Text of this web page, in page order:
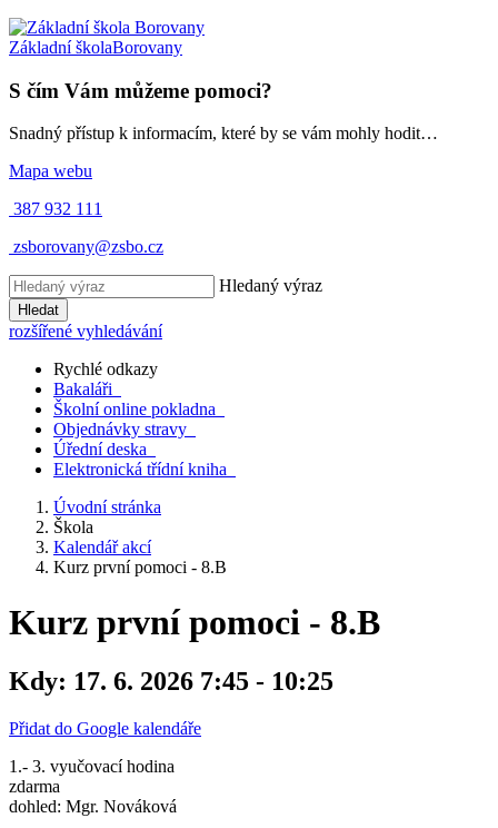
Základní školaBorovany
S čím Vám můžeme pomoci?
Snadný přístup k informacím, které by se vám mohly hodit…
Mapa webu
387 932 111
zsborovany@zsbo.cz
Hledaný výraz
Hledat
rozšířené vyhledávání
Rychlé odkazy
Bakaláři
Školní online pokladna
Objednávky stravy
Úřední deska
Elektronická třídní kniha
Úvodní stránka
Škola
Kalendář akcí
Kurz první pomoci - 8.B
Kurz první pomoci - 8.B
Kdy: 17. 6. 2026 7:45 - 10:25
Přidat do Google kalendáře
1.- 3. vyučovací hodina
zdarma
dohled: Mgr. Nováková